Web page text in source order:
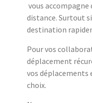
vous
distance. Surtout
destination
Pour vos
déplacement
vos déplacements
choix.